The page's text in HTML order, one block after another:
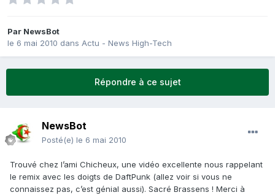
Par NewsBot
le 6 mai 2010 dans Actu - News High-Tech
Répondre à ce sujet
NewsBot
Posté(e) le 6 mai 2010
Trouvé chez l’ami Chicheux, une vidéo excellente nous rappelant
le remix avec les doigts de DaftPunk (allez voir si vous ne
connaissez pas, c’est génial aussi). Sacré Brassens ! Merci à